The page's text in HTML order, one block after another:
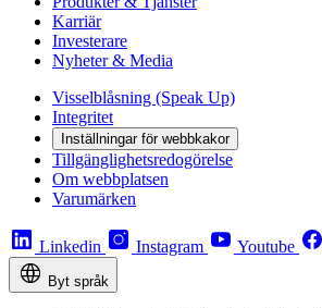
Karriär
Investerare
Nyheter & Media
Visselblåsning (Speak Up)
Integritet
Inställningar för webbkakor
Tillgänglighetsredogörelse
Om webbplatsen
Varumärken
Linkedin Instagram Youtube
Byt språk